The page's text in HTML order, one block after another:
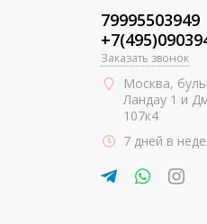
79995503949
Заказать звонок
Москва,
Ландау 1 и
107к4
7 дней в